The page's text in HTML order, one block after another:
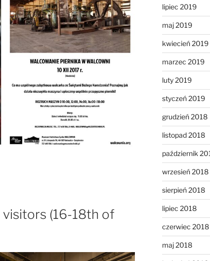
(16-18th of
lipiec 2019
maj 2019
kwiecień 2019
marzec 2019
luty 2019
styczeń 2019
grudzień 2018
listopad 2018
październik
wrzesień 2018
sierpień 2018
lipiec 2018
czerwiec 2018
maj 2018